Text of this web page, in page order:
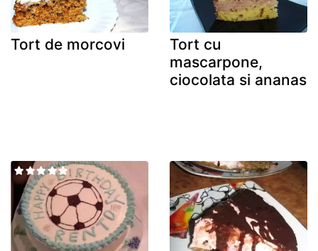
Tort de morcovi
Tort cu
mascarpone,
ciocolata si ananas